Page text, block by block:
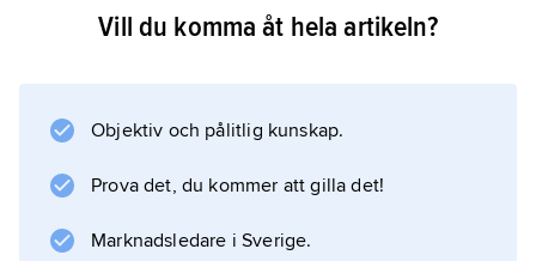
Vill du komma åt hela artikeln?
Objektiv och pålitlig kunskap.
Prova det, du kommer att gilla det!
Marknadsledare i Sverige.